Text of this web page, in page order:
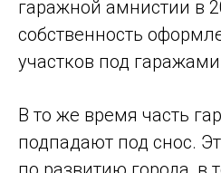
гаражной амнистии в
собственность
участков под
В то же время часть
подпадают под снос.